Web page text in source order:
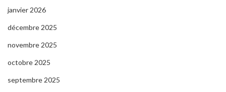
janvier 2026
décembre 2025
novembre 2025
octobre 2025
septembre 2025